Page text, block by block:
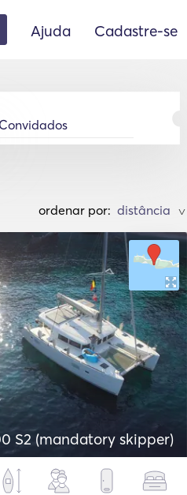
Ajuda Cadastre-se
Convidados
ordenar por: >
S2 (mandatory skipper)